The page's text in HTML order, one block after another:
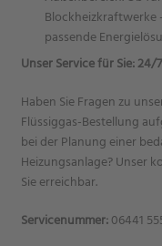
Blockheizkraftwerke
passende
Unser Service für Sie:
Haben Sie Fragen zu
Flüssiggas-Bestellung
bei der Planung einer
Heizungsanlage? Unser
Sie erreichbar.
Servicenummer:06441